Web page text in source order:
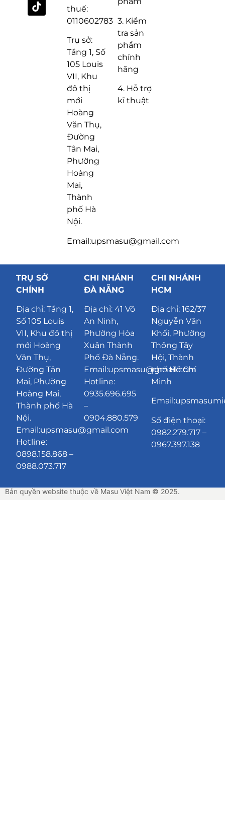
thuế:
0110602783
Trụ sở:
Tầng 1, Số
105 Louis
VII, Khu
đô thị
mới
Hoàng
Văn Thụ,
Đường
Tân Mai,
Phường
Hoàng
Mai,
Thành
phố Hà
Nội.
Email:upsmasu@gmail.com
3. Kiểm
tra sản
phẩm
chính
hãng
4. Hỗ trợ
kĩ thuật
TRỤ SỞ
CHÍNH
Địa chỉ:Tầng 1,
Số 105 Louis
VII, Khu đô thị
mới Hoàng
Văn Thụ,
Đường Tân
Mai, Phường
Hoàng Mai,
Thành phố Hà
Nội.
Email:upsmasu@gmail.com
Hotline:
0898.158.868 –
0988.073.717
CHI NHÁNH
ĐÀ NẴNG
Địa chỉ: 41 Võ
An Ninh,
Phường Hòa
Xuân Thành
Phố Đà Nẵng.
Email:upsmasu@gmail.com
Hotline:
0935.696.695
–
0904.880.579
CHI NHÁNH
HCM
Địa chỉ: 162/37
Nguyễn Văn
Khối, Phường
Thông Tây
Hội, Thành
phố Hồ Chí
Minh
Số điện thoại:
0982.279.717 –
0967.397.138
Bản quyền website thuộc về Masu Việt Nam © 2025.